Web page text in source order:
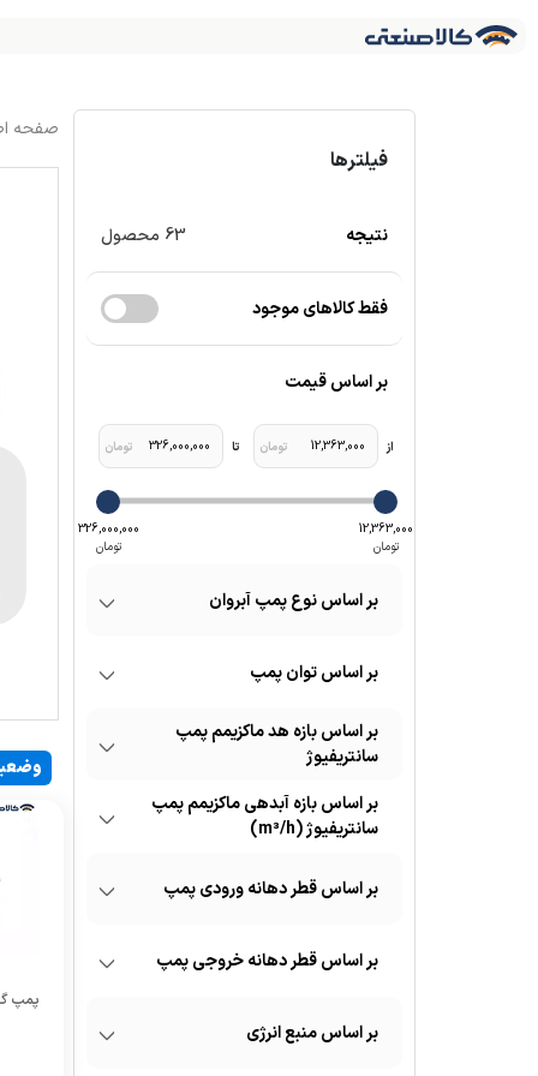
فیلترها
نتیجه 63 محصول
فقط کالاهای موجود
بر اساس قیمت
12,363,000
326,000,000
نوع پمپ آبروان
توان پمپ
بازه هد ماکزیمم پمپ
سانتریفیوژ
بازه آبدهی ماکزیمم پمپ
سانتریفیوژ (m³/h)
قطر دهانه ورودی پمپ
قطر دهانه خروجی پمپ
منبع انرژی